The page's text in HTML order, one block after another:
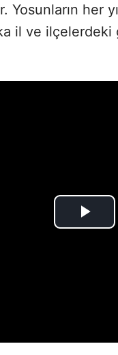
Yosunların her
il ve ilçelerdeki